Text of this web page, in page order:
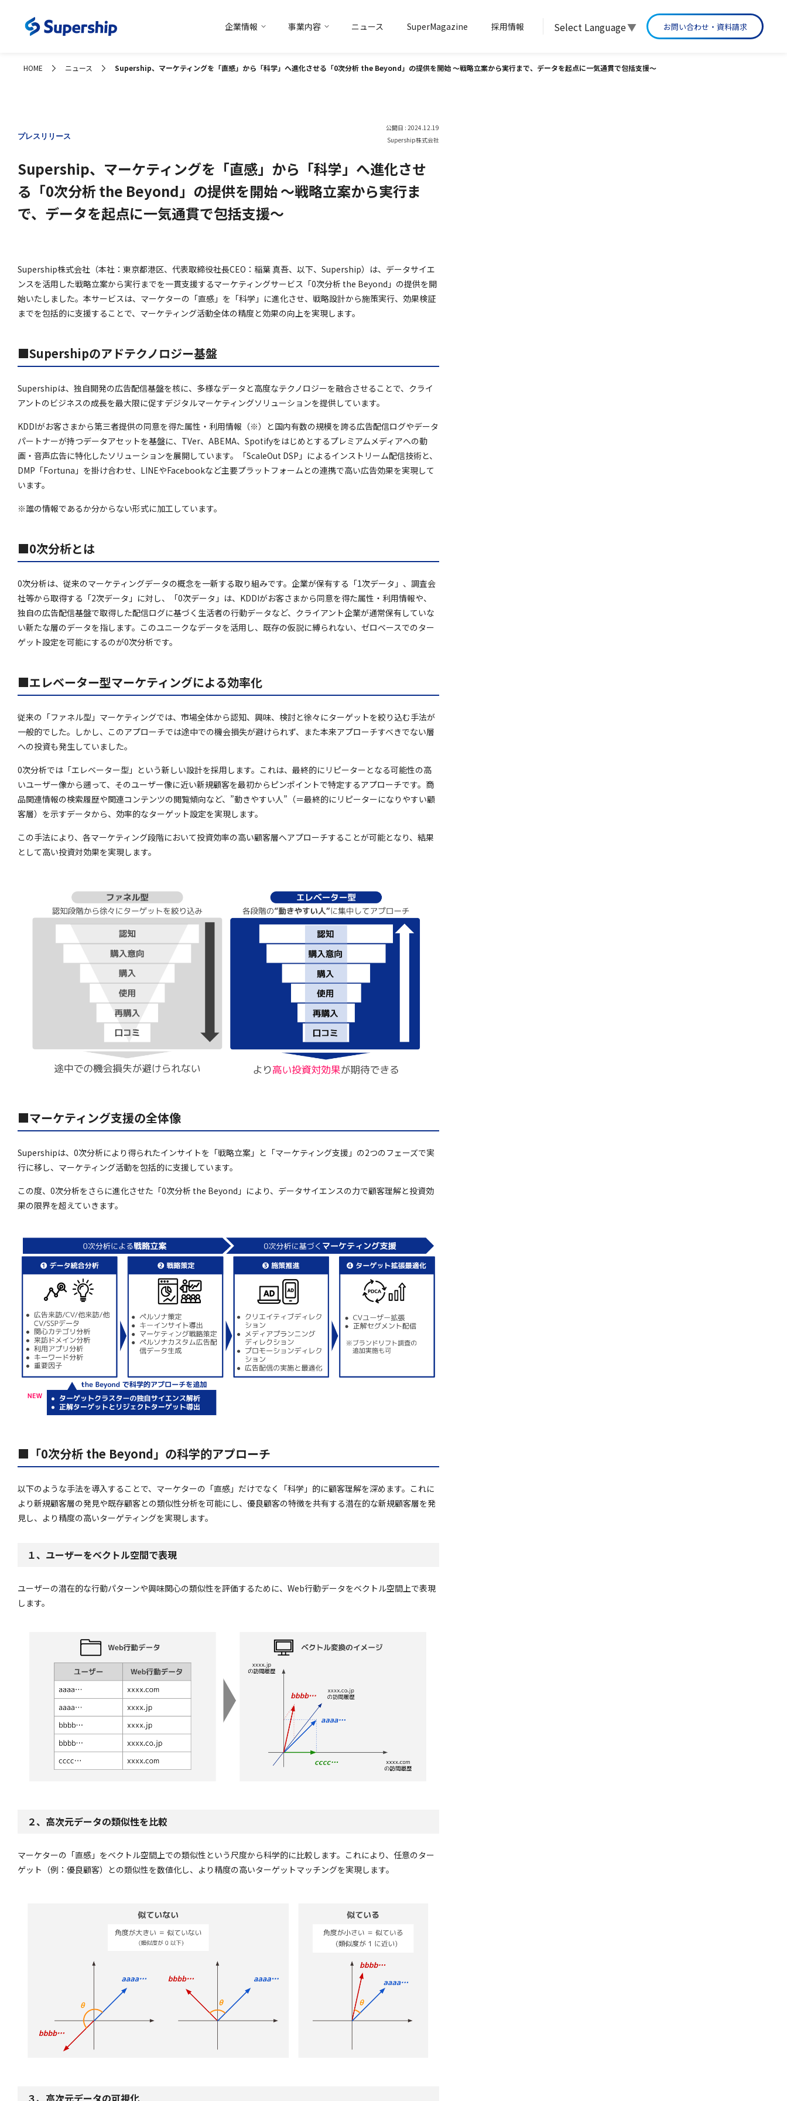
企業情報
コーポレートアイデンティティ トップメッセージ 会社概要 グループ企業 グループ沿革
事業内容
マーケティングソリューション事業 データソリューション事業
ニュース SuperMagazine 採用情報 Select Language▼ お問い合わせ・資料請求
HOME ニュース Supership、マーケティングを「直感」から「科学」へ進化させる「0次分析 the Beyond」の提供を開始 〜戦略立案から実行まで、データを起点に一気通貫で包括支援〜
プレスリリース
公開日 : 2024.12.19
Supership株式会社
Supership、マーケティングを「直感」から「科学」へ進化させ
る「0次分析 the Beyond」の提供を開始 〜戦略立案から実行ま
で、データを起点に一気通貫で包括支援〜
Supership株式会社（本社：東京都港区、代表取締役社長CEO：稲葉 真吾、以下、Supership）は、データサイエ
ンスを活用した戦略立案から実行までを一貫支援するマーケティングサービス「0次分析 the Beyond」の提供を開
始いたしました。本サービスは、マーケターの「直感」を「科学」に進化させ、戦略設計から施策実行、効果検証
までを包括的に支援することで、マーケティング活動全体の精度と効果の向上を実現します。
■Supershipのアドテクノロジー基盤
Supershipは、独自開発の広告配信基盤を核に、多様なデータと高度なテクノロジーを融合させることで、クライ
アントのビジネスの成長を最大限に促すデジタルマーケティングソリューションを提供しています。
KDDIがお客さまから第三者提供の同意を得た属性・利用情報（※）と国内有数の規模を誇る広告配信ログやデータ
パートナーが持つデータアセットを基盤に、TVer、ABEMA、Spotifyをはじめとするプレミアムメディアへの動
画・音声広告に特化したソリューションを展開しています。「ScaleOut DSP」によるインストリーム配信技術と、
DMP「Fortuna」を掛け合わせ、LINEやFacebookなど主要プラットフォームとの連携で高い広告効果を実現して
います。
※誰の情報であるか分からない形式に加工しています。
■0次分析とは
0次分析は、従来のマーケティングデータの概念を一新する取り組みです。企業が保有する「1次データ」、調査会
社等から取得する「2次データ」に対し、「0次データ」は、KDDIがお客さまから同意を得た属性・利用情報や、
独自の広告配信基盤で取得した配信ログに基づく生活者の行動データなど、クライアント企業が通常保有していな
い新たな層のデータを指します。このユニークなデータを活用し、既存の仮説に縛られない、ゼロベースでのター
ゲット設定を可能にするのが0次分析です。
■エレベーター型マーケティングによる効率化
従来の「ファネル型」マーケティングでは、市場全体から認知、興味、検討と徐々にターゲットを絞り込む手法が
一般的でした。しかし、このアプローチでは途中での機会損失が避けられず、また本来アプローチすべきでない層
への投資も発生していました。
0次分析では「エレベーター型」という新しい設計を採用します。これは、最終的にリピーターとなる可能性の高
いユーザー像から遡って、そのユーザー像に近い新規顧客を最初からピンポイントで特定するアプローチです。商
品関連情報の検索履歴や関連コンテンツの閲覧傾向など、”動きやすい人”（＝最終的にリピーターになりやすい顧
客層）を示すデータから、効率的なターゲット設定を実現します。
この手法により、各マーケティング段階において投資効率の高い顧客層へアプローチすることが可能となり、結果
として高い投資対効果を実現します。
■マーケティング支援の全体像
Supershipは、0次分析により得られたインサイトを「戦略立案」と「マーケティング支援」の2つのフェーズで実
行に移し、マーケティング活動を包括的に支援しています。
この度、0次分析をさらに進化させた「0次分析 the Beyond」により、データサイエンスの力で顧客理解と投資効
果の限界を超えていきます。
■「0次分析 the Beyond」の科学的アプローチ
以下のような手法を導入することで、マーケターの「直感」だけでなく「科学」的に顧客理解を深めます。これに
より新規顧客層の発見や既存顧客との類似性分析を可能にし、優良顧客の特徴を共有する潜在的な新規顧客層を発
見し、より精度の高いターゲティングを実現します。
１、ユーザーをベクトル空間で表現
ユーザーの潜在的な行動パターンや興味関心の類似性を評価するために、Web行動データをベクトル空間上で表現
します。
２、高次元データの類似性を比較
マーケターの「直感」をベクトル空間上での類似性という尺度から科学的に比較します。これにより、任意のター
ゲット（例：優良顧客）との類似性を数値化し、より精度の高いターゲットマッチングを実現します。
３、高次元データの可視化